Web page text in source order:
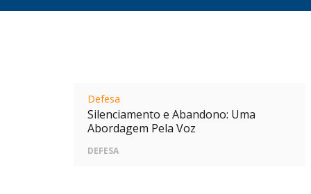
Defesa
Silenciamento e Abandono: Uma
Abordagem Pela Voz
DEFESA